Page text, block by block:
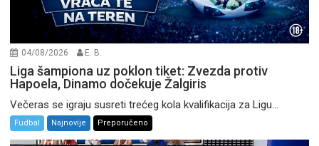
04/08/2026 E. B.
Liga šampiona uz poklon tiket: Zvezda protiv
Hapoela, Dinamo dočekuje Žalgiris
Večeras se igraju susreti trećeg kola kvalifikacija za Ligu...
Fudbal Najnovije Preporučeno